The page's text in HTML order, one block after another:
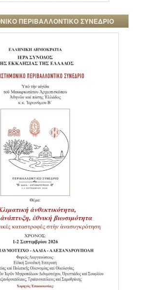
ΠΕΡΙΒΑΛΛΟΝΤΙΚΟ ΣΥΝΕΔΡΙΟ